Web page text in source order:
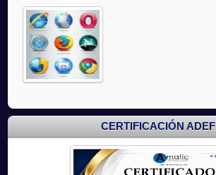
CERTIFICACIÓN ADEF